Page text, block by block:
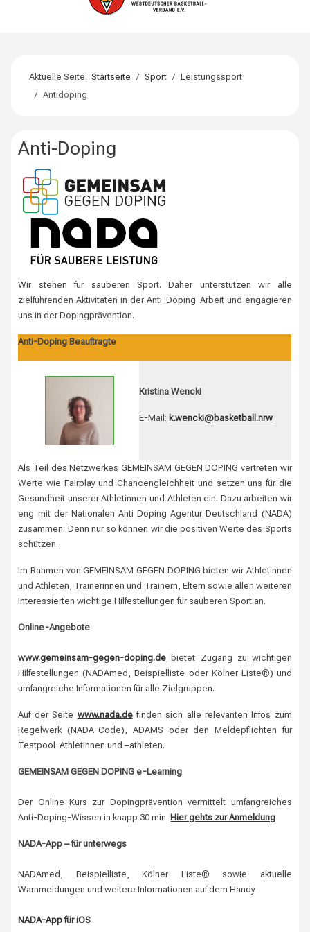
Aktuelle Seite:Startseite Sport
Leistungssport
Antidoping
Anti-Doping
Wir stehen für sauberen Sport. Daher unterstützen wir alle
zielführenden Aktivitäten in der Anti-Doping-Arbeit und engagieren
uns in der Dopingprävention.
Anti-Doping Beauftragte
Kristina Wencki
E-Mail: k.wencki@basketball.nrw
Als Teil des Netzwerkes GEMEINSAM GEGEN DOPING vertreten wir
Werte wie Fairplay und Chancengleichheit und setzen uns für die
Gesundheit unserer Athletinnen und Athleten ein. Dazu arbeiten wir
eng mit der Nationalen Anti Doping Agentur Deutschland (NADA)
zusammen. Denn nur so können wir die positiven Werte des Sports
schützen.
Im Rahmen von GEMEINSAM GEGEN DOPING bieten wir Athletinnen
und Athleten, Trainerinnen und Trainern, Eltern sowie allen weiteren
Interessierten wichtige Hilfestellungen für sauberen Sport an.
Online-Angebote
www.gemeinsam-gegen-doping.de bietet Zugang zu wichtigen
Hilfestellungen (NADAmed, Beispielliste oder Kölner Liste®) und
umfangreiche Informationen für alle Zielgruppen.
Auf der Seite www.nada.definden sich alle relevanten Infos zum
Regelwerk (NADA-Code), ADAMS oder den Meldepflichten für
Testpool-Athletinnen und –athleten.
GEMEINSAM GEGEN DOPING e-Learning
Der Online-Kurs zur Dopingprävention vermittelt umfangreiches
Anti-Doping-Wissen in knapp 30 min: Hier gehts zur Anmeldung
NADA-App – für unterwegs
NADAmed, Beispielliste, Kölner Liste® sowie aktuelle
Warnmeldungen und weitere Informationen auf dem Handy
NADA-App für iOS